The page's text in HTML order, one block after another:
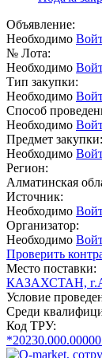
Объявление:
Необходимо
№ Лота:
Необходимо
Тип закупки:
Необходимо
Способ
Необходимо
Предмет закупки:
Необходимо
Регион:
Алматинская
Источник:
Необходимо
Организатор:
Необходимо
Проверить
Место поставки:
КАЗАХСТАН,
Условие
Среди
Код ТРУ: